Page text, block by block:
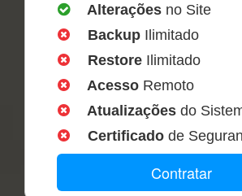
Alterações no Site
Backup Ilimitado
Restore Ilimitado
Acesso Remoto
Atualizaçõesdo
Certificadode
Contratar